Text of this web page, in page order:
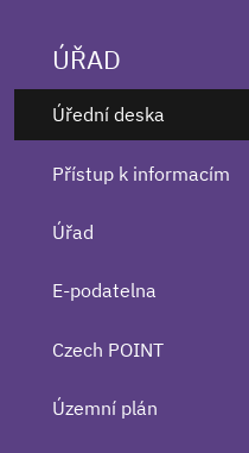
ÚŘAD
Úřední deska
Přístup k informacím
Úřad
E-podatelna
Czech POINT
Územní plán